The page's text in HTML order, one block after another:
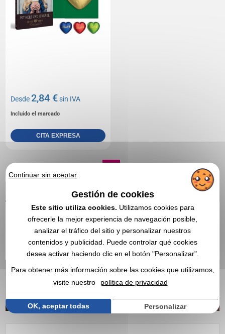
Desde2,84 €sin IVA
Incluido el marcado
CITA EXPRESA
Continuar sin aceptar
Gestión de cookies
Este sitio utiliza cookies. Utilizamos cookies para
ofrecerle la mejor experiencia de navegación posible,
analizar el tráfico del sitio y personalizar nuestros
contenidos y publicidad. Puede controlar qué cookies
desea activar haciendo clic en el botón "Personalizar".
Para obtener más información sobre las cookies que utilizamos,
visite nuestro
política de privacidad
OK, aceptar todas Personalizar